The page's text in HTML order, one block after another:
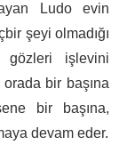
Ludo evin
şeyi olmadığı
işlevini
bir başına
bir başına,
devam eder.